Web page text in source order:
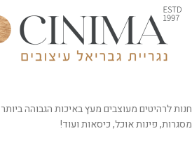
חנות לרהיטים מעוצבים מעץ באיכות הגבוהה
מסגרות, פינות אוכל, כיסאות ועוד!